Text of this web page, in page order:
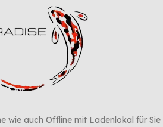
wie auch Offline mit Ladenlokal für Sie